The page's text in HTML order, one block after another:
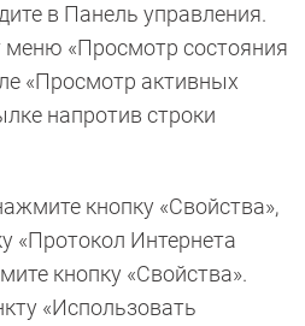
в Панель управления.
меню «Просмотр состояния
«Просмотр активных
напротив строки
кнопку «Свойства»,
«Протокол Интернета
кнопку «Свойства».
«Использовать